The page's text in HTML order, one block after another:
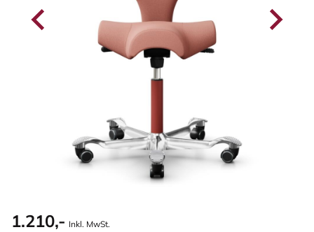
1.210,- Inkl. MwSt.